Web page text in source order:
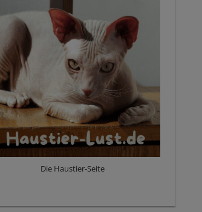
Die Haustier-Seite